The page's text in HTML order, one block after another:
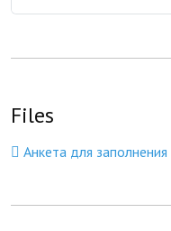
Files
Анкета для заполнения